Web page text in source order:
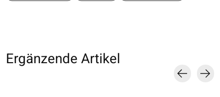
Ergänzende Artikel